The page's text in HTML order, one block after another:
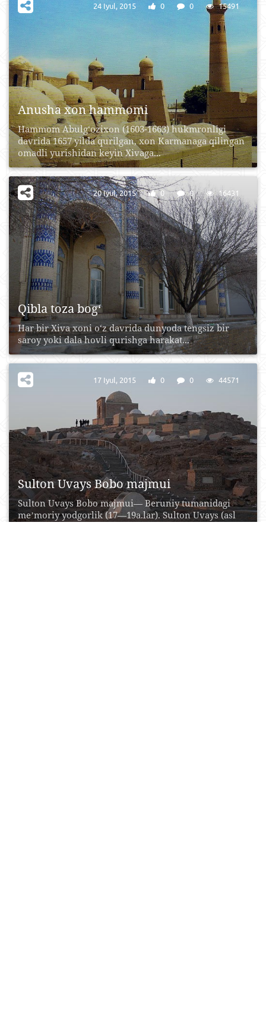
Anusha xon hammomi
Hammom Abulg‘ozixon (1603-1663) hukmronligi
davrida 1657 yilda qurilgan, xon Karmanaga qilingan
omadli yurishidan keyin Xivaga...
24 Iyul, 2015 0 0 15491
Qibla toza bog‘
Har bir Xiva xoni o‘z davrida dunyoda tengsiz bir
saroy yoki dala hovli qurishga harakat...
20 Iyul, 2015 0 0 16431
Sulton Uvays Bobo majmui
Sulton Uvays Bobo majmui— Beruniy tumanidagi
meʼmoriy yodgorlik (17—19a.lar). Sulton Uvays (asl
17 Iyul, 2015 0 0 44571